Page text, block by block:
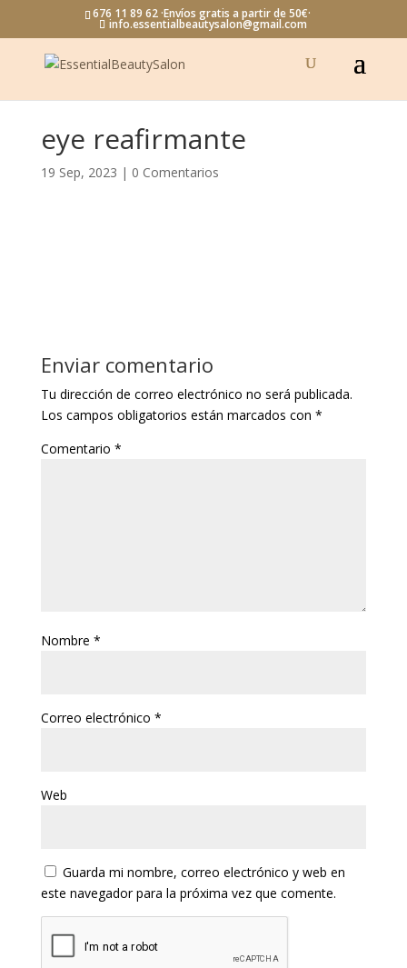
676 11 89 62 ·Envíos gratis a partir de 50€·
info.essentialbeautysalon@gmail.com
eye reafirmante
19 Sep, 2023 | 0 Comentarios
Enviar comentario
Tu dirección de correo electrónico no será publicada.
Los campos obligatorios están marcados con *
Comentario *
Nombre *
Correo electrónico *
Web
Guarda mi nombre, correo electrónico y web en
este navegador para la próxima vez que comente.